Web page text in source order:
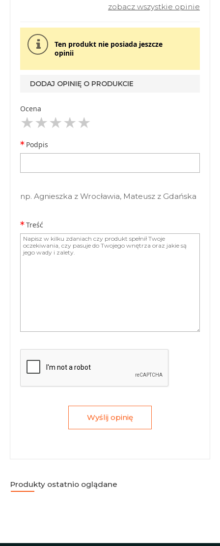
zobacz wszystkie opinie
Ten produkt nie posiada jeszcze
opinii
DODAJ OPINIĘ O PRODUKCIE
Ocena
Podpis
np. Agnieszka z Wrocławia, Mateusz z Gdańska
Treść
Wyślij opinię
Produkty ostatnio oglądane